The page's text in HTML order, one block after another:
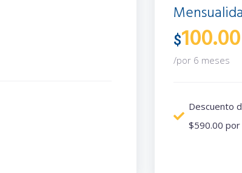
$100.00
/por 6 meses
Descuento
$590.00